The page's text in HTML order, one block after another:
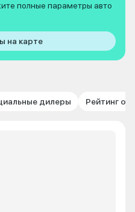
полные параметры авто
на карте
дилеры Рейтинг